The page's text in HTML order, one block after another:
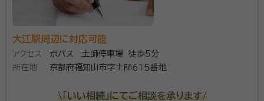
大江駅周辺に対応可能
アクセス
京バス 土師停車場 徒歩5分
所在地
京都府福知山市字土師６１５番地
\「いい相続」にてご相談を承ります/